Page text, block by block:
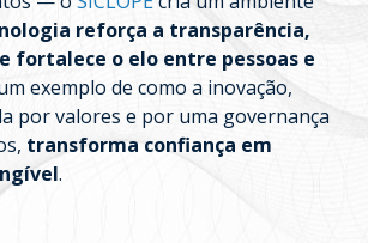
reforça a transparência,
fortalece o elo entre pessoas e
exemplo de como a inovação,
por valores e por uma governança
transforma confiança em
.